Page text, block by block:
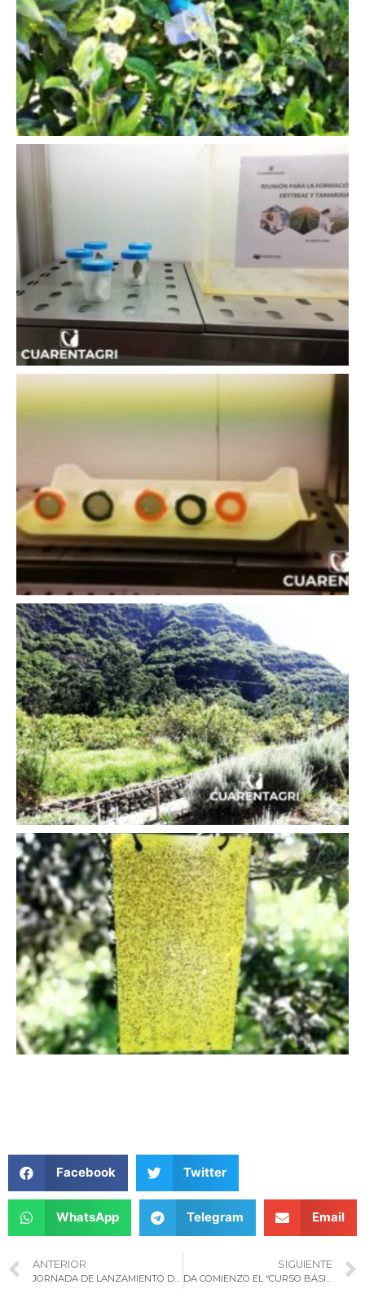
Facebook Twitter
WhatsApp Telegram Email
ANTERIOR SIGUIENTE